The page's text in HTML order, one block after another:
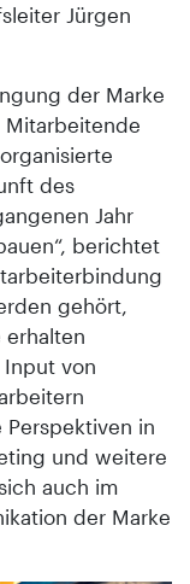
Jürgen
der Marke
Mitarbeitende
des
Jahr
berichtet
gehört,
von
in
und weitere
auch im
der Marke